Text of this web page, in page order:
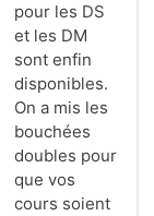
pour les DS
et les DM
sont enfin
disponibles.
On a mis les
bouchées
doubles pour
que vos
cours soient